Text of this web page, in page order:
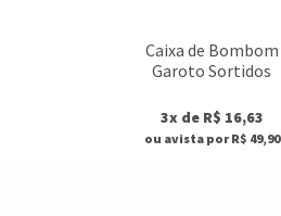
Caixa de Bombom
Garoto Sortidos
3x de R$ 16,63
ou avista por R$ 49,90